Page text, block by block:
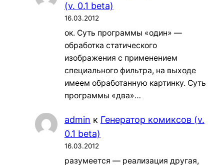
(v. 0.1 beta)
16.03.2012
ок. Суть программы «один» —
обработка статического
изображения с применением
специального фильтра, на выходе
имеем обработанную картинку. Суть
программы «два»…
admin к Генератор комиксов (v.
0.1 beta)
16.03.2012
разумеется — реализация другая,